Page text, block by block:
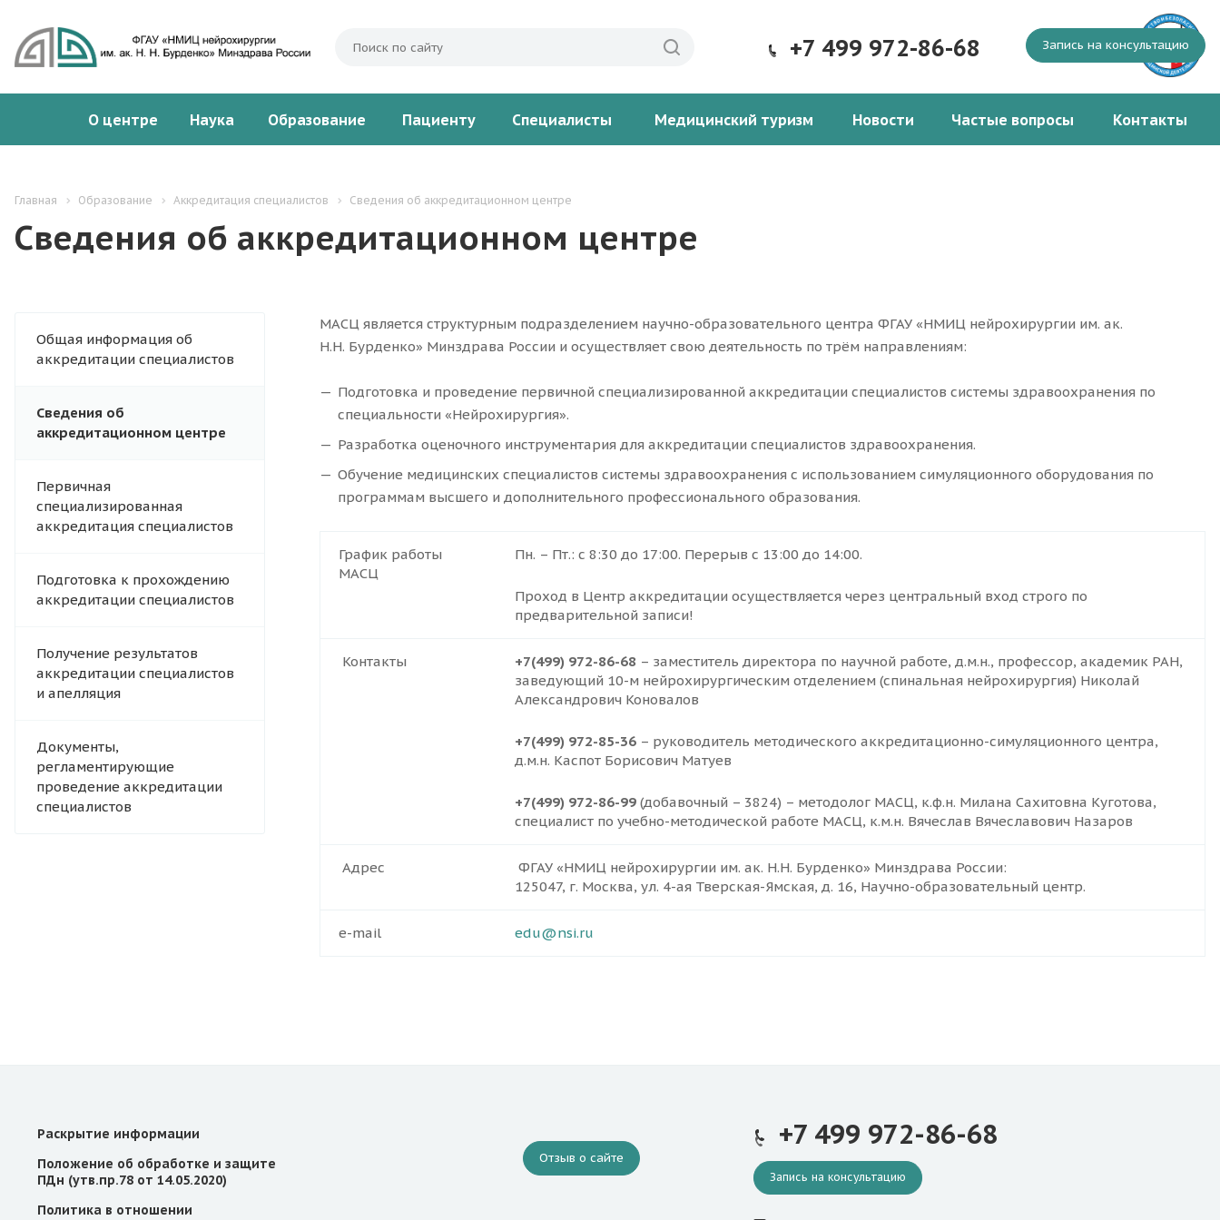
Запись на консультацию
+7 499 972-86-68
О центре Наука Образование Пациенту Специалисты Медицинский туризм Новости Частые вопросы Контакты
Главная Образование Аккредитация специалистов Сведения об аккредитационном центре
Сведения об аккредитационном центре
Общая информация об
аккредитации специалистов
Сведения об
аккредитационном центре
Первичная
специализированная
аккредитация специалистов
Подготовка к прохождению
аккредитации специалистов
Получение результатов
аккредитации специалистов
и апелляция
Документы,
регламентирующие
проведение аккредитации
специалистов
МАСЦ является структурным подразделением научно-образовательного центра ФГАУ «НМИЦ нейрохирургии им. ак.
Н.Н. Бурденко» Минздрава России и осуществляет свою деятельность по трём направлениям:
Подготовка и проведение первичной специализированной аккредитации специалистов системы здравоохранения по
специальности «Нейрохирургия».
Разработка оценочного инструментария для аккредитации специалистов здравоохранения.
Обучение медицинских специалистов системы здравоохранения с использованием симуляционного оборудования по
программам высшего и дополнительного профессионального образования.
График работы
МАСЦ
Пн. – Пт.: с 8:30 до 17:00. Перерыв с 13:00 до 14:00.
Проход в Центр аккредитации осуществляется через центральный вход строго по
предварительной записи!
Контакты +7(499) 972-86-68 – заместитель директора по научной работе, д.м.н., профессор, академик РАН,
заведующий 10-м нейрохирургическим отделением (спинальная нейрохирургия) Николай
Александрович Коновалов
+7(499) 972-85-36 – руководитель методического аккредитационно-симуляционного центра,
д.м.н. Каспот Борисович Матуев
+7(499) 972-86-99 (добавочный – 3824) – методолог МАСЦ, к.ф.н. Милана Сахитовна Куготова,
специалист по учебно-методической работе МАСЦ, к.м.н. Вячеслав Вячеславович Назаров
Адрес
ФГАУ «НМИЦ нейрохирургии им. ак. Н.Н. Бурденко» Минздрава России:
125047, г. Москва, ул. 4-ая Тверская-Ямская, д. 16, Научно-образовательный центр.
e-mail edu@nsi.ru
Раскрытие информации
Положение об обработке и защите
ПДн (утв.пр.78 от 14.05.2020)
Политика в отношении
Отзыв о сайте
+7 499 972-86-68
Запись на консультацию